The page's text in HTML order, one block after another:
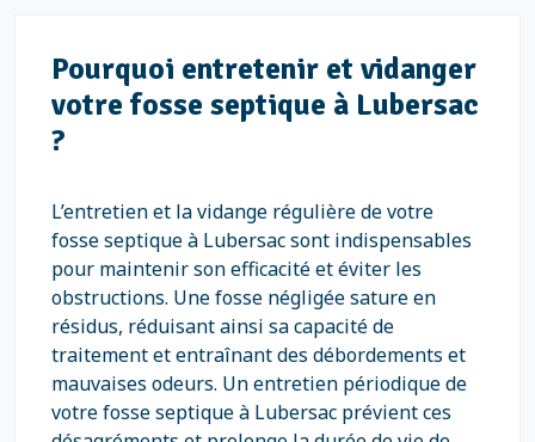
Pourquoi entretenir et vidanger
votre fosse septique à Lubersac
?
L’entretien et la vidange régulière de votre
fosse septique à Lubersac sont indispensables
pour maintenir son efficacité et éviter les
obstructions. Une fosse négligée sature en
résidus, réduisant ainsi sa capacité de
traitement et entraînant des débordements et
mauvaises odeurs. Un entretien périodique de
votre fosse septique à Lubersac prévient ces